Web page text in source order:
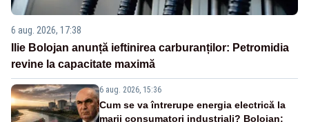
6 aug. 2026, 17:38
Ilie Bolojan anunță ieftinirea carburanților: Petromidia
revine la capacitate maximă
6 aug. 2026, 15:36
Cum se va întrerupe energia electrică la
marii consumatori industriali? Bolojan: